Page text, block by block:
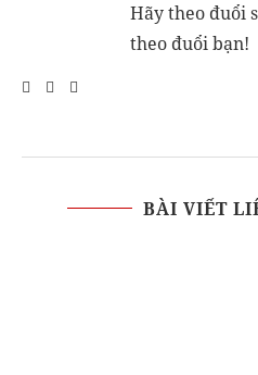
Hãy theo đuổi
theo đuổi bạn!
BÀI VIẾT